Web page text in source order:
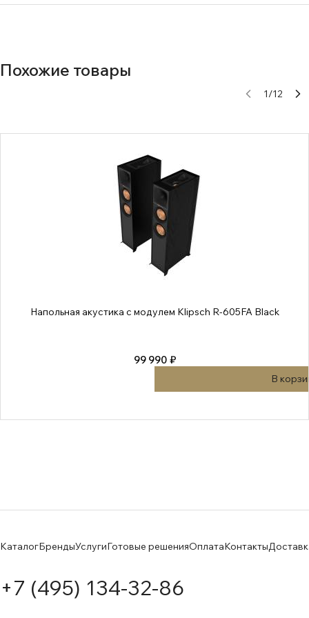
Похожие товары
1/12
Напольная акустика с модулем Klipsch R-605FA Black
99 990 ₽
В
КаталогБрендыУслугиГотовые решенияОплатаКонтакты
+7 (495) 134-32-86